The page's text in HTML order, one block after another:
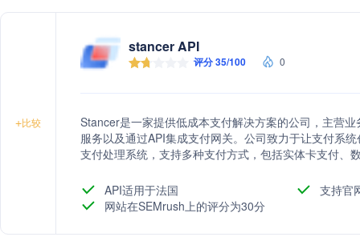
+比较
stancer API
评分 35/100 0
Stancer是一家提供低成本支付解决方案的公司，主营
服务以及通过API集成支付网关。公司致力于让支付系
支付处理系统，支持多种支付方式，包括实体卡支付、
API适用于法国
支持官
网站在SEMrush上的评分为30分